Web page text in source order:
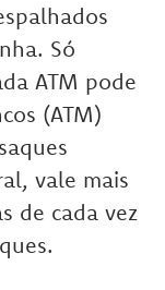
Só
ATM pode
(ATM)
vale mais
de cada vez